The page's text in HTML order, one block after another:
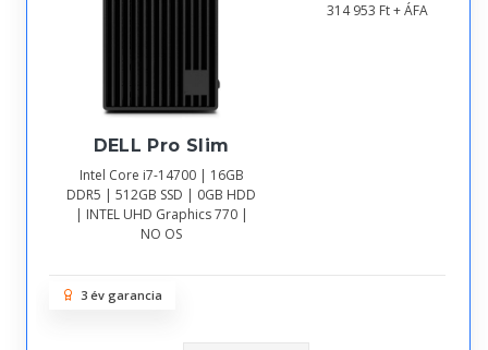
DELL Pro Slim
Intel Core i7-14700 | 16GB
DDR5 | 512GB SSD | 0GB HDD
| INTEL UHD Graphics 770 |
NO OS
314 953 Ft + ÁFA
3 év garancia